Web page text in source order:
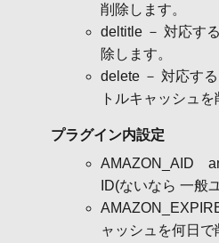
削除します。
deltitle － 対応す
除します。
delete － 対応す
トルキャッシュを
プラグイン内設定
AMAZON_AID
ID(ないなら 一般
ャッシュを何日